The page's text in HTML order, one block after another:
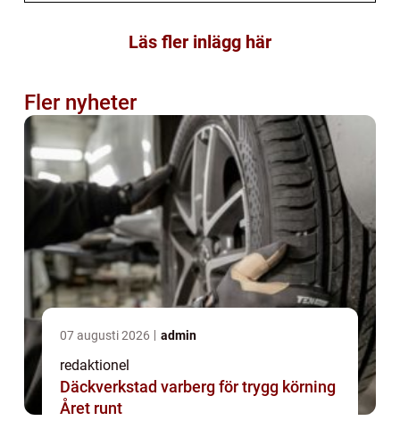
Läs fler inlägg här
Fler nyheter
07 augusti 2026 admin
redaktionel
Däckverkstad varberg för trygg körning
Året runt